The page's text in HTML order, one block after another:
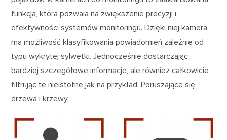
funkcja, która pozwala na zwiększenie precyzji i
efektywności systemów monitoringu. Dzięki niej kamera
ma możliwość klasyfikowania powiadomień zależnie od
typu wykrytej sylwetki. Jednocześnie dostarczając
bardziej szczegółowe informacje, ale również całkowicie
filtrując te nieistotne jak na przykład: Poruszające się
drzewa i krzewy.